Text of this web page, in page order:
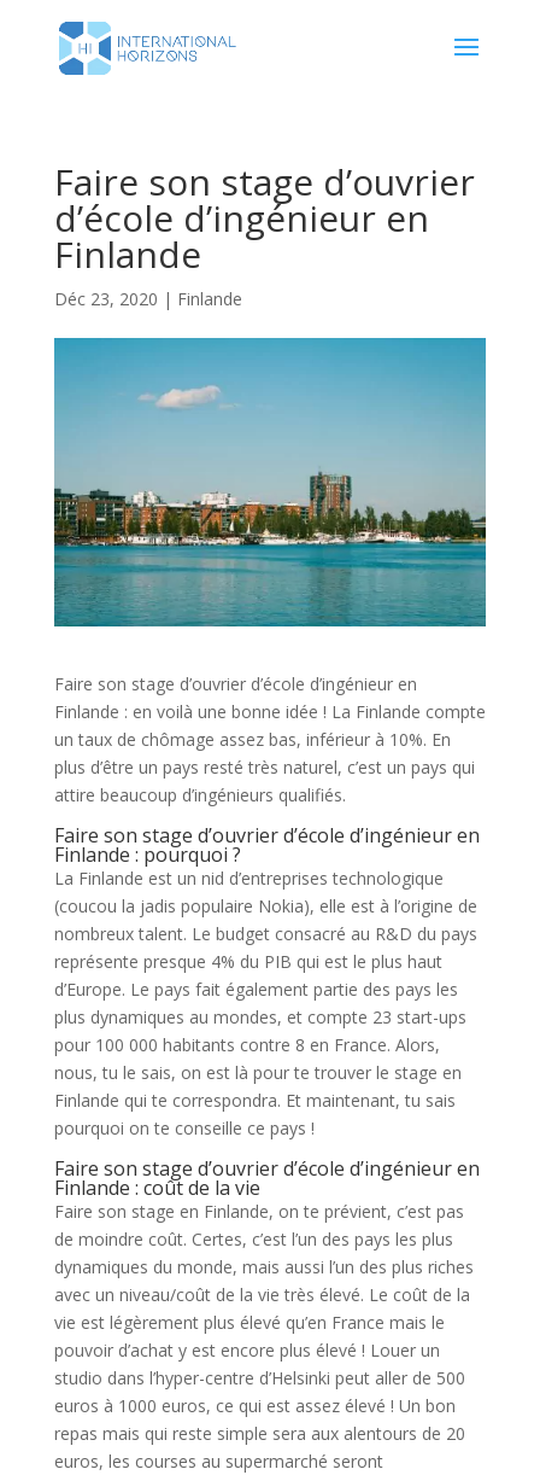
Faire son stage d’ouvrier
d’école d’ingénieur en
Finlande
Déc 23, 2020 | Finlande
Faire son stage d’ouvrier d’école d’ingénieur en
Finlande : en voilà une bonne idée ! La Finlande compte
un taux de chômage assez bas, inférieur à 10%. En
plus d’être un pays resté très naturel, c’est un pays qui
attire beaucoup d’ingénieurs qualifiés.
Faire son stage d’ouvrier d’école d’ingénieur en
Finlande : pourquoi ?
La Finlande est un nid d’entreprises technologique
(coucou la jadis populaire Nokia), elle est à l’origine de
nombreux talent. Le budget consacré au R&D du pays
représente presque 4% du PIB qui est le plus haut
d’Europe. Le pays fait également partie des pays les
plus dynamiques au mondes, et compte 23 start-ups
pour 100 000 habitants contre 8 en France. Alors,
nous, tu le sais, on est là pour te trouver le stage en
Finlande qui te correspondra. Et maintenant, tu sais
pourquoi on te conseille ce pays !
Faire son stage d’ouvrier d’école d’ingénieur en
Finlande : coût de la vie
Faire son stage en Finlande, on te prévient, c’est pas
de moindre coût. Certes, c’est l’un des pays les plus
dynamiques du monde, mais aussi l’un des plus riches
avec un niveau/coût de la vie très élevé. Le coût de la
vie est légèrement plus élevé qu’en France mais le
pouvoir d’achat y est encore plus élevé ! Louer un
studio dans l’hyper-centre d’Helsinki peut aller de 500
euros à 1000 euros, ce qui est assez élevé ! Un bon
repas mais qui reste simple sera aux alentours de 20
euros, les courses au supermarché seront